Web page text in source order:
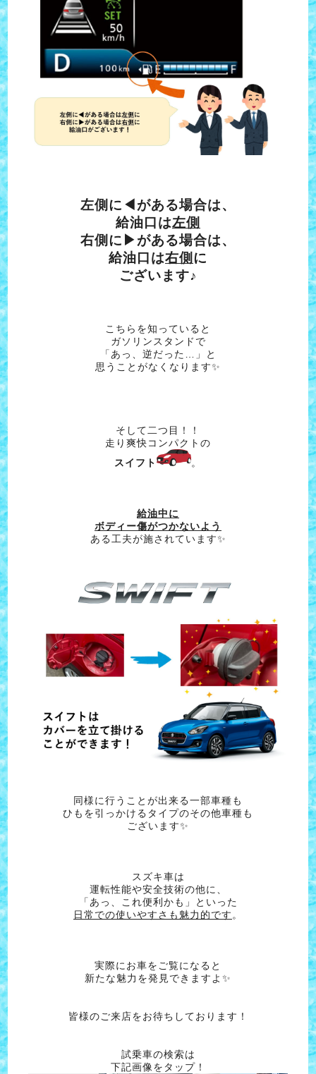
左側に◀がある場合は、
給油口は左側
右側に▶がある場合は、
給油口は右側 に
ございます♪
こちらを知っていると
ガソリンスタンドで
「あっ、逆だった…」と
思うことがなくなります✨
そして二つ目！！
走り爽快コンパクトの
スイフト
。
給油中に
ボディー傷がつかないよう
ある工夫が施されています✨
同様に行うことが出来る一部車種も
ひもを引っかけるタイプのその他車種も
ございます✨
スズキ車は
運転性能や安全技術の他に、
「あっ、これ便利かも」といった
日常での使いやすさも魅力的です 。
実際にお車をご覧になると
新たな魅力を発見できますよ✨
皆様のご来店をお待ちしております！
試乗車の検索は
下記画像をタップ！